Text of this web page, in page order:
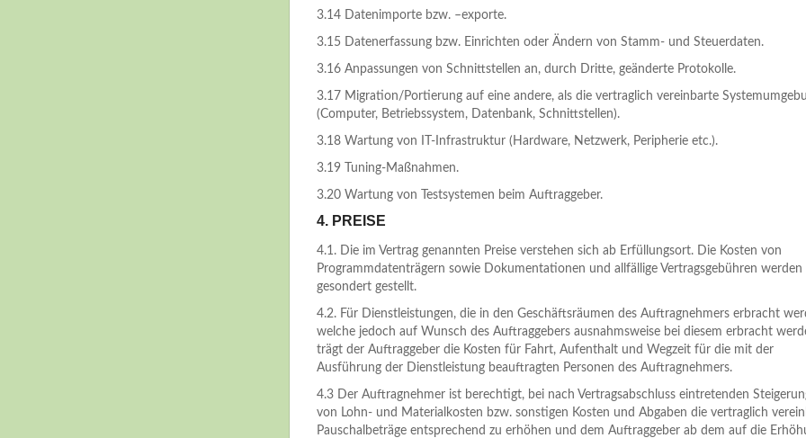
3.14 Datenimporte bzw. –exporte.
3.15 Datenerfassung bzw. Einrichten oder Ändern von Stamm- und Steuerdaten.
3.16 Anpassungen von Schnittstellen an, durch Dritte, geänderte Protokolle.
3.17 Migration/Portierung auf eine andere, als die vertraglich vereinbarte
(Computer, Betriebssystem, Datenbank, Schnittstellen).
3.18 Wartung von IT-Infrastruktur (Hardware, Netzwerk, Peripherie etc.).
3.19 Tuning-Maßnahmen.
3.20 Wartung von Testsystemen beim Auftraggeber.
4. PREISE
4.1. Die im Vertrag genannten Preise verstehen sich ab Erfüllungsort. Die Kosten von
Programmdatenträgern sowie Dokumentationen und allfällige Vertragsgebühren werden
gesondert gestellt.
4.2. Für Dienstleistungen, die in den Geschäftsräumen des Auftragnehmers erbracht
welche jedoch auf Wunsch des Auftraggebers ausnahmsweise bei diesem erbracht
trägt der Auftraggeber die Kosten für Fahrt, Aufenthalt und Wegzeit für die mit der
Ausführung der Dienstleistung beauftragten Personen des Auftragnehmers.
4.3 Der Auftragnehmer ist berechtigt, bei nach Vertragsabschluss eintretenden
von Lohn- und Materialkosten bzw. sonstigen Kosten und Abgaben die vertraglich
Pauschalbeträge entsprechend zu erhöhen und dem Auftraggeber ab dem auf die